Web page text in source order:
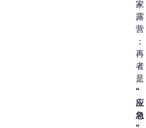
家
露
营
；
再
者
是
“
应
急